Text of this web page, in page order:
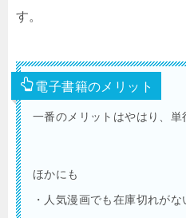
す。
電子書籍のメリット
一番のメリットはやはり、単
ほかにも
・人気漫画でも在庫切れがな